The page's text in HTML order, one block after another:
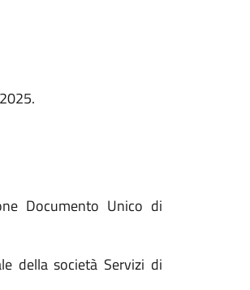
Documento Unico di
della società Servizi di